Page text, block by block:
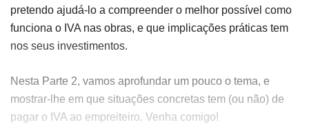
pretendo ajudá-lo a compreender o melhor possível como
funciona o IVA nas obras, e que implicações práticas tem
nos seus investimentos.
Nesta Parte 2, vamos aprofundar um pouco o tema, e
mostrar-lhe em que situações concretas tem (ou não) de
pagar o IVA ao empreiteiro. Venha comigo!